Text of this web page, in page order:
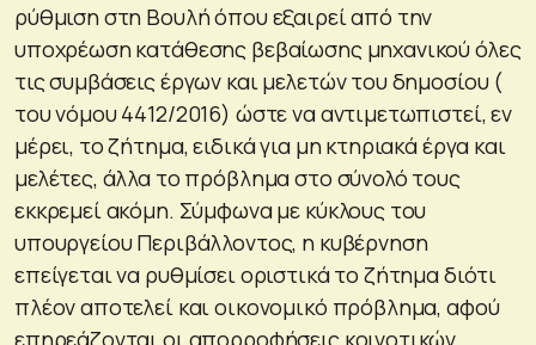
ρύθμιση στη Βουλή όπου εξαιρεί από την
υποχρέωση κατάθεσης βεβαίωσης μηχανικού όλες
τις συμβάσεις έργων και μελετών του δημοσίου (
του νόμου 4412/2016) ώστε να αντιμετωπιστεί, εν
μέρει, το ζήτημα, ειδικά για μη κτηριακά έργα και
μελέτες, άλλα το πρόβλημα στο σύνολό τους
εκκρεμεί ακόμη. Σύμφωνα με κύκλους του
υπουργείου Περιβάλλοντος, η κυβέρνηση
επείγεται να ρυθμίσει οριστικά το ζήτημα διότι
πλέον αποτελεί και οικονομικό πρόβλημα, αφού
επηρεάζονται οι απορροφήσεις κοινοτικών